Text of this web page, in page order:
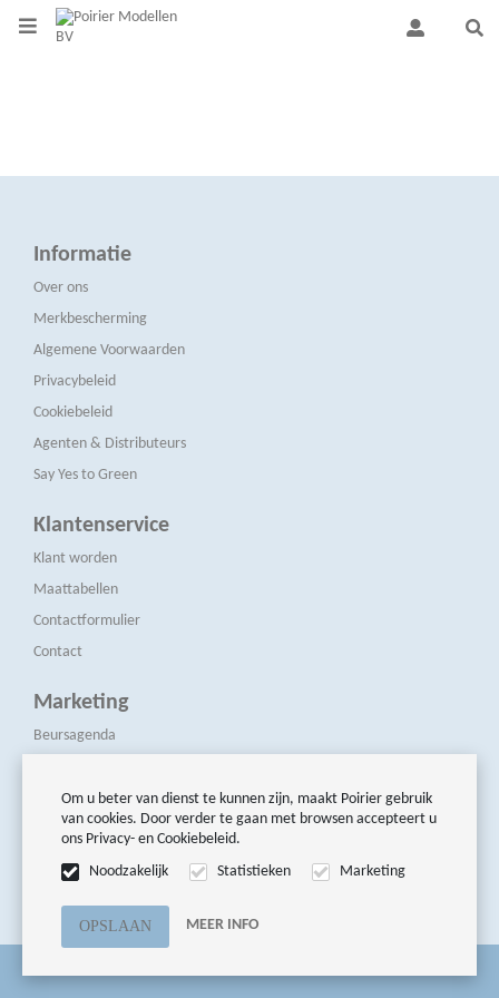
Om u beter van dienst te kunnen zijn, maakt Poirier gebruik
van cookies. Door verder te gaan met browsen accepteert u
ons Privacy- en Cookiebeleid.
Noodzakelijk
Statistieken Marketing
MEER INFO
Informatie
Over ons
Merkbescherming
Algemene Voorwaarden
Privacybeleid
Cookiebeleid
Agenten & Distributeurs
Say Yes to Green
Klantenservice
Klant worden
Maattabellen
Contactformulier
Contact
Marketing
Beursagenda
Nieuwsbrieven
Volg ons